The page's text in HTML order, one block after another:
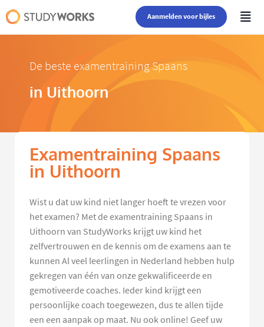
Aanmelden voor bijles
De beste examentraining Spaans
in Uithoorn
Examentraining Spaans
in Uithoorn
Wist u dat uw kind niet langer hoeft te vrezen voor
het examen? Met de examentraining Spaans in
Uithoorn van StudyWorks krijgt uw kind het
zelfvertrouwen en de kennis om de examens aan te
kunnen Al veel leerlingen in Nederland hebben hulp
gekregen van één van onze gekwalificeerde en
gemotiveerde coaches. Ieder kind krijgt een
persoonlijke coach toegewezen, dus te allen tijde
een een aanpak op maat. Nu ook online! Geef uw